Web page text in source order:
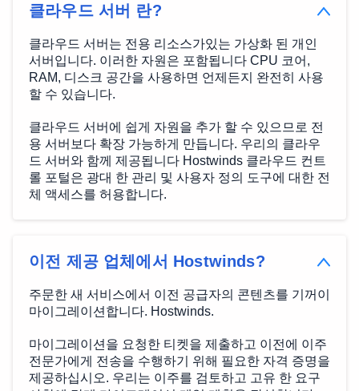
클라우드 서버 란?
클라우드 서버는 전용 리소스가있는 가상화 된 개인
서버입니다. 이러한 자원은 포함됩니다 CPU 코어,
RAM, 디스크 공간을 사용하면 언제든지 완전히 사용
할 수 있습니다.
클라우드 서버에 쉽게 자원을 추가 할 수 있으므로 전
용 서버보다 확장 가능하게 만듭니다. 우리의 클라우
드 서버와 함께 제공됩니다 Hostwinds 클라우드 컨트
롤 포털은 광대 한 관리 및 사용자 정의 도구에 대한 전
체 액세스를 허용합니다.
이전 제공 업체에서 Hostwinds?
주문한 새 서비스에서 이전 공급자의 콘텐츠를 기꺼이
마이그레이션합니다. Hostwinds.
마이그레이션을 요청한 티켓을 제출하고 이전에 이주
전문가에게 전송을 수행하기 위해 필요한 자격 증명을
제공하십시오. 우리는 이주를 검토하고 고유 한 요구